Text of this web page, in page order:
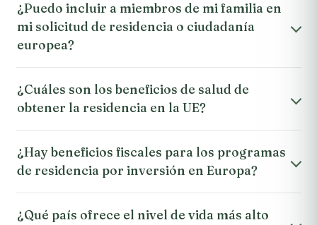
¿Puedo incluir a miembros de mi familia en
mi solicitud de residencia o ciudadanía
europea?
¿Cuáles son los beneficios de salud de
obtener la residencia en la UE?
¿Hay beneficios fiscales para los programas
de residencia por inversión en Europa?
¿Qué país ofrece el nivel de vida más alto